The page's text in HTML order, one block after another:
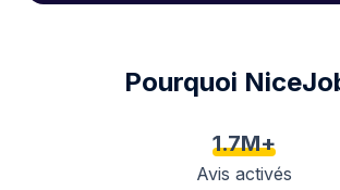
Pourquoi
1.7M+
Avis activés